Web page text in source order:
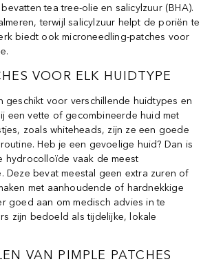
tea tree-olie en salicylzuur (BHA).
terwijl salicylzuur helpt de poriën te
biedt ook microneedling-patches voor
VOOR ELK HUIDTYPE
geschikt voor verschillende huidtypes en
een vette of gecombineerde huid met
zoals whiteheads, zijn ze een goede
Heb je een gevoelige huid? Dan is
hydrocolloïde vaak de meest
Deze bevat meestal geen extra zuren of
met aanhoudende of hardnekkige
goed aan om medisch advies in te
zijn bedoeld als tijdelijke, lokale
VAN PIMPLE PATCHES